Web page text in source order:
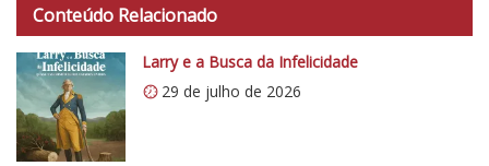
p
s
:
/
/
Conteúdo Relacionado
Larry e a Busca da Infelicidade
29 de julho de 2026